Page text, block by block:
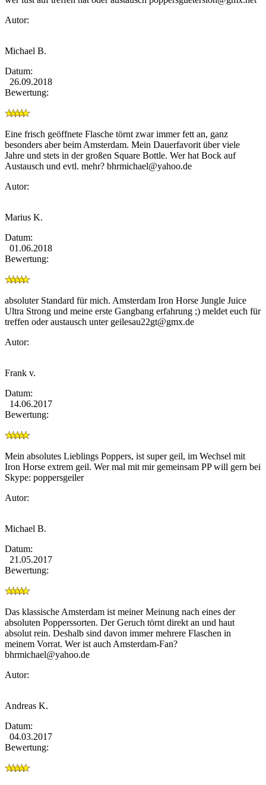
Autor:
Michael B.
Datum:
26.09.2018
Bewertung:
Eine frisch geöffnete Flasche törnt zwar immer fett an, ganz
besonders aber beim Amsterdam. Mein Dauerfavorit über viele
Jahre und stets in der großen Square Bottle. Wer hat Bock auf
Austausch und evtl. mehr? bhrmichael@yahoo.de
Autor:
Marius K.
Datum:
01.06.2018
Bewertung:
absoluter Standard für mich. Amsterdam Iron Horse Jungle Juice
Ultra Strong und meine erste Gangbang erfahrung ;) meldet euch für
treffen oder austausch unter geilesau22gt@gmx.de
Autor:
Frank v.
Datum:
14.06.2017
Bewertung:
Mein absolutes Lieblings Poppers, ist super geil, im Wechsel mit
Iron Horse extrem geil. Wer mal mit mir gemeinsam PP will gern bei
Skype: poppersgeiler
Autor:
Michael B.
Datum:
21.05.2017
Bewertung:
Das klassische Amsterdam ist meiner Meinung nach eines der
absoluten Popperssorten. Der Geruch törnt direkt an und haut
absolut rein. Deshalb sind davon immer mehrere Flaschen in
meinem Vorrat. Wer ist auch Amsterdam-Fan?
bhrmichael@yahoo.de
Autor:
Andreas K.
Datum:
04.03.2017
Bewertung: